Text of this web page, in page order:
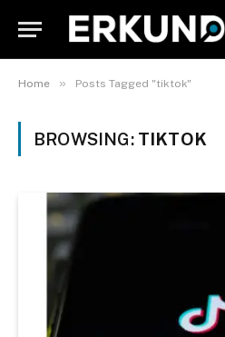
Home » Posts Tagged "tiktok"
BROWSING: TIKTOK